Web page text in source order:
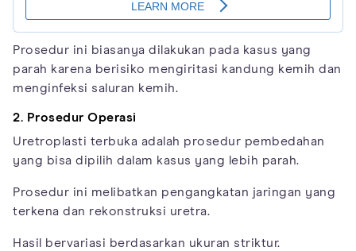
Prosedur ini biasanya dilakukan pada kasus yang
parah karena berisiko mengiritasi kandung kemih dan
menginfeksi saluran kemih.
2. Prosedur Operasi
Uretroplasti terbuka adalah prosedur pembedahan
yang bisa dipilih dalam kasus yang lebih parah.
Prosedur ini melibatkan pengangkatan jaringan yang
terkena dan rekonstruksi uretra.
Hasil bervariasi berdasarkan ukuran striktur.